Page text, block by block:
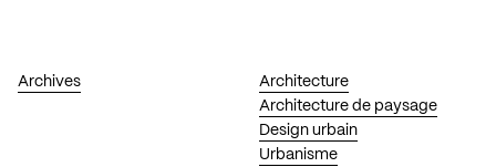
Archives
Architecture
Architecture de paysage
Design urbain
Urbanisme